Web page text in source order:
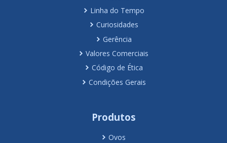
Linha do Tempo
Curiosidades
Gerência
Valores Comerciais
Código de Ética
Condições Gerais
Produtos
Ovos